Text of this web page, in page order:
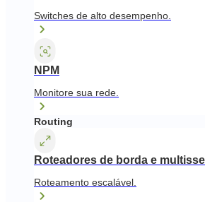
Switches de alto desempenho.
NPM
Monitore sua rede.
Routing
Roteadores de borda e
Roteamento escalável.